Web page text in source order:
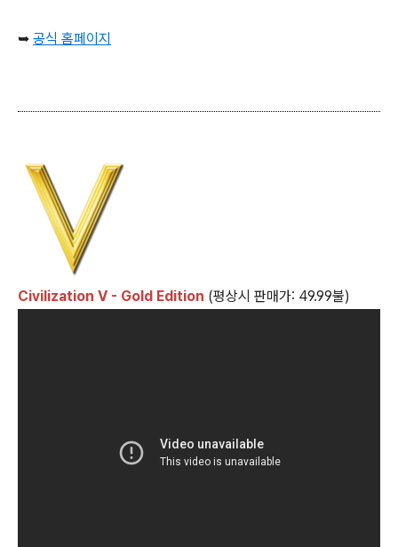
➥ 공식 홈페이지
Civilization V - Gold Edition (평상시 판매가: 49.99불)